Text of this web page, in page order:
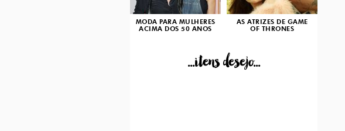
MODA PARA MULHERES
ACIMA DOS 50 ANOS
AS ATRIZES DE GAME
OF THRONES
...itens desejo...